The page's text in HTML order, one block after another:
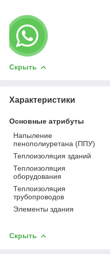
Скрыть
Характеристики
Основные атрибуты
Напыление
пенополиуретана (ППУ)
Теплоизоляция зданий
Теплоизоляция
оборудования
Теплоизоляция
трубопроводов
Элементы здания
Скрыть